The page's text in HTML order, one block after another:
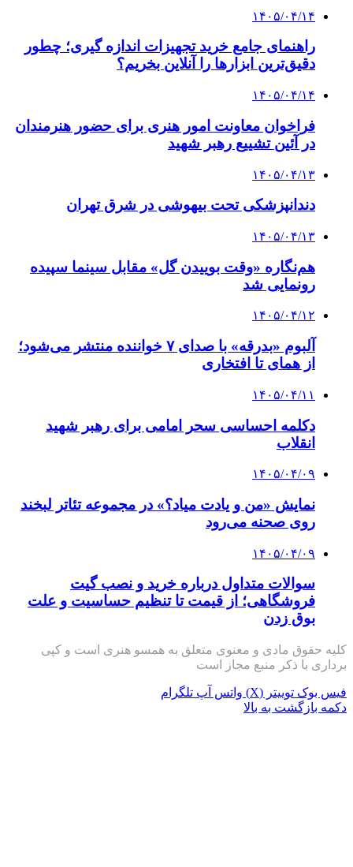
۱۴۰۵/۰۴/۱۴
راهنمای جامع خرید تجهیزات اندازه گیری؛ چطور
دقیق‌ترین ابزارها را آنلاین بخریم؟
۱۴۰۵/۰۴/۱۴
فراخوان معاونت امور هنری برای حضور هنرمندان
در آئین تشییع رهبر شهید
۱۴۰۵/۰۴/۱۳
دندانپزشکی تحت بیهوشی در شرق تهران
۱۴۰۵/۰۴/۱۳
هم‌نگاره «وقت بوییدن گل» مقابل سینما سپیده
رونمایی شد
۱۴۰۵/۰۴/۱۲
آلبوم «بدرقه» با صدای ۷ خواننده منتشر می‌شود؛
از همای تا افتخاری
۱۴۰۵/۰۴/۱۱
دکلمه‌ احساسی سحر امامی برای رهبر شهید
انقلاب
۱۴۰۵/۰۴/۰۹
نمایش «من و یادت میاد؟» در مجموعه تئاتر لبخند
روی صحنه می‌رود
۱۴۰۵/۰۴/۰۹
سوالات متداول درباره خرید و نصب گیت
فروشگاهی؛ از قیمت تا تنظیم حساسیت و علت
بوق زدن
کلیه حقوق مادی و معنوی متعلق به همسو هنری است و کپی
برداری با ذکر منبع مجاز است
فیس بوک توییتر (X) واتس آپ تلگرام
دکمه بازگشت به بالا